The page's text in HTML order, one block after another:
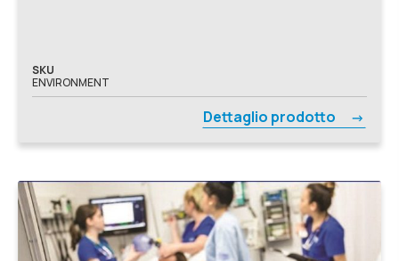
SKU
ENVIRONMENT
Dettaglio prodotto